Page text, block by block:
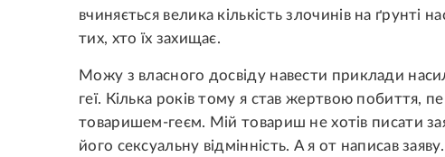
вчиняється велика кількість злочинів на ґрунті
тих, хто їх захищає.
Можу з власного досвіду навести приклади
геї. Кілька років тому я став жертвою побиття,
товаришем-геєм. Мій товариш не хотів писати
його сексуальну відмінність. А я от написав